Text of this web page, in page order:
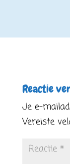
Reactie
Je e-
Vereiste